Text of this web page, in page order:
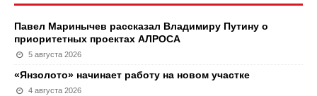
Павел Маринычев рассказал Владимиру Путину о
приоритетных проектах АЛРОСА
5 августа 2026
«Янзолото» начинает работу на новом участке
4 августа 2026